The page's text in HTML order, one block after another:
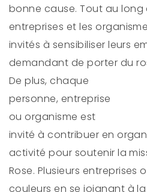
bonne cause. Tout au long
entreprises et les
invités à sensibiliser leurs
demandant de porter du
De plus, chaque
personne, entreprise
ou organisme est
invité à contribuer en
activité pour soutenir la
Rose. Plusieurs entreprises
couleurs en se joignant à